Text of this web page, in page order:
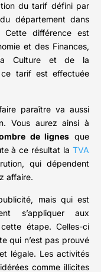
du tarif défini par
département dans
différence est
et des Finances,
Culture et de la
tarif est effectuée
paraître va aussi
Vous aurez ainsi à
de lignes que
à ce résultat la TVA
qui dépendent
affaire.
mais qui est
s’appliquer aux
étape. Celles-ci
qui n’est pas prouvé
légale. Les activités
comme illicites